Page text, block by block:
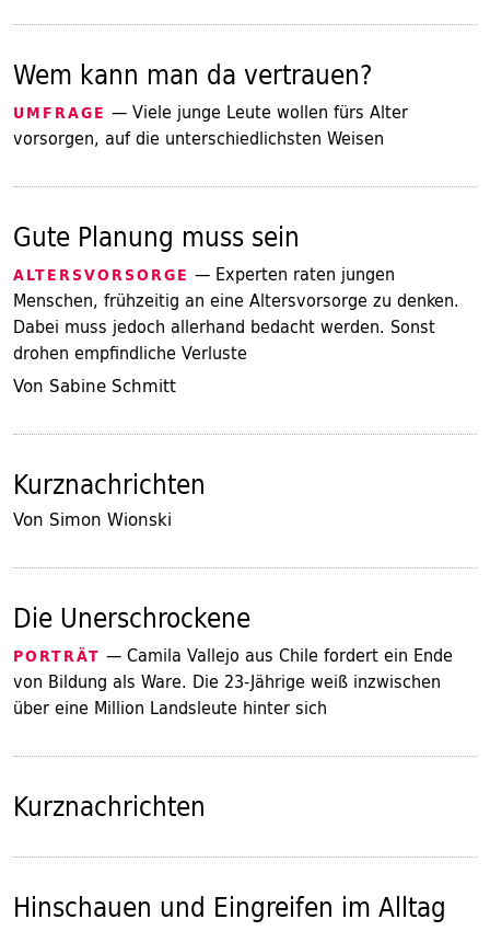
Wem kann man da vertrauen?
UMFRAGE — Viele junge Leute wollen fürs Alter
vorsorgen, auf die unterschiedlichsten Weisen
Gute Planung muss sein
ALTERSVORSORGE — Experten raten jungen
Menschen, frühzeitig an eine Altersvorsorge zu denken.
Dabei muss jedoch allerhand bedacht werden. Sonst
drohen empfindliche Verluste
Von Sabine Schmitt
Kurznachrichten
Von Simon Wionski
Die Unerschrockene
PORTRÄT — Camila Vallejo aus Chile fordert ein Ende
von Bildung als Ware. Die 23-Jährige weiß inzwischen
über eine Million Landsleute hinter sich
Kurznachrichten
Hinschauen und Eingreifen im Alltag